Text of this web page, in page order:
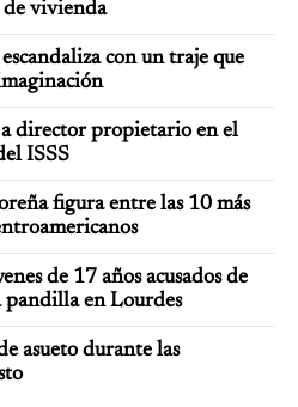
de vivienda
con un traje que
director propietario en el
ISSS
figura entre las 10 más
de 17 años acusados de
en Lourdes
asueto durante las